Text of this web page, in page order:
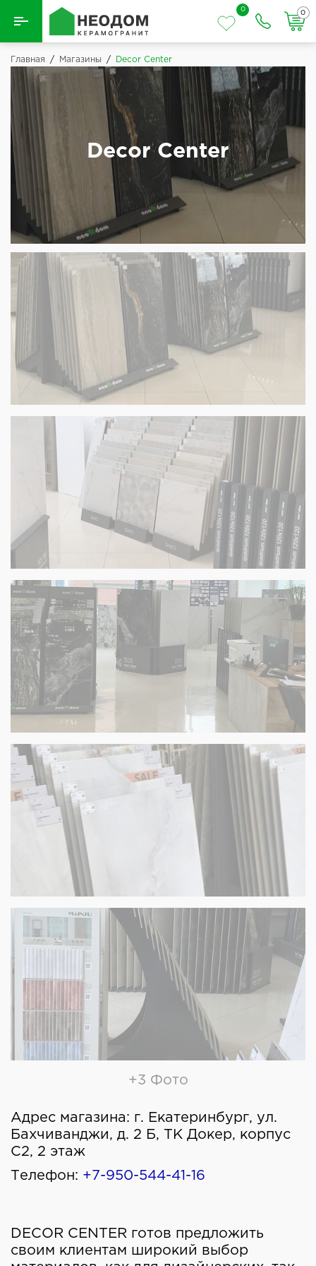
Назад
Керамическая плитка
Керамогранит
0
0
Главная / Магазины / Decor Center
Decor Center
+3 Фото
Адрес магазина: г. Екатеринбург, ул.
Бахчиванджи, д. 2 Б, ТК Докер, корпус
С2, 2 этаж
Телефон: +7-950-544-41-16
DECOR CENTER готов предложить
своим клиентам широкий выбор